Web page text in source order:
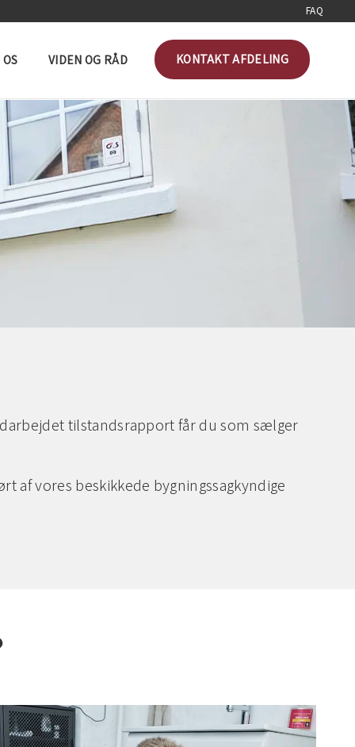
FAQ
VIDEN OG RÅD KONTAKT AFDELING
tilstandsrapport får du som sælger
af vores beskikkede bygningssagkyndige